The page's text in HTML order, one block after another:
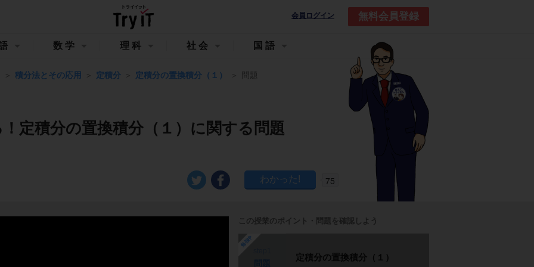
会員ログイン 無料会員登録
数学 理科 社会 国語
積分法とその応用 定積分 定積分の置換積分（１） 問題
定積分の置換積分（１）に関する問題
75
この授業のポイント・問題を確認しよう
勉強中
定積分の置換積分（１）